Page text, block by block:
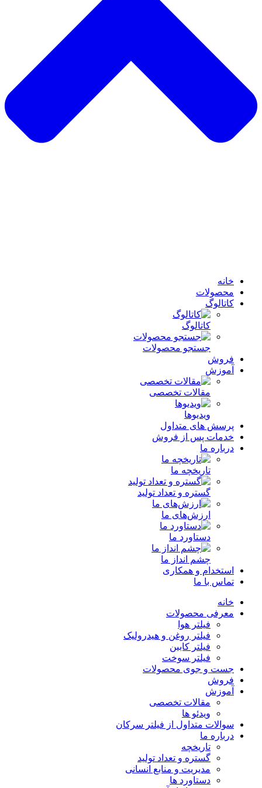
خانه
محصولات
کاتالوگ
کاتالوگ
جستجو محصولات
فروش
آموزش
مقالات تخصصی
ویدیوها
پرسش های متداول
خدمات پس از فروش
درباره ما
تاریخچه ما
گستره و تعداد تولید
ارزش‌های ما
دستاورد ما
چشم انداز ما
استخدام و همکاری
تماس با ما
خانه
معرفی محصولات
فیلتر هوا
فیلتر روغن و هیدرولیک
فیلتر کابین
فیلتر سوخت
جست و جوی محصولات
فروش
آموزش
مقالات تخصصی
ویدئو ها
سوالات متداول از فیلتر سرکان
درباره ما
تاریخچه
گستره و تعداد تولید
مدیریت و منابع انسانی
دستاورد ها